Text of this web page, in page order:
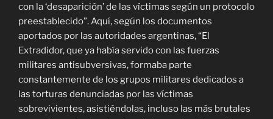
con la ‘desaparición’ de las víctimas según un protocolo
preestablecido”. Aquí, según los documentos
aportados por las autoridades argentinas, “El
Extradidor, que ya había servido con las fuerzas
militares antisubversivas, formaba parte
constantemente de los grupos militares dedicados a
las torturas denunciadas por las víctimas
sobrevivientes, asistiéndolas, incluso las más brutales